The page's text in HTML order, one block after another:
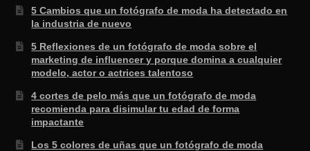
5 Cambios que un fotógrafo de moda ha detectado en
la industria de nuevo
5 Reflexiones de un fotógrafo de moda sobre el
marketing de influencer y porque domina a cualquier
modelo, actor o actrices talentoso
4 cortes de pelo más que un fotógrafo de moda
recomienda para disimular tu edad de forma
impactante
Los 5 colores de uñas que un fotógrafo de moda